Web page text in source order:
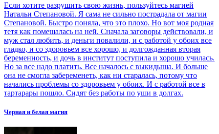
Если хотите разрушить свою жизнь, пользуйтесь магией
Натальи Степановой. Я сама не сильно пострадала от магии
Степановой. Быстро поняла, что это плохо. Но вот моя родная
тетя как помешалась на ней. Сначала заговоры действовали, и
муж стал любить, и деньги повалили, и с работой у обоих все
гладко, и со здоровьем все хорошо, и долгожданная вторая
беременность, и дочь в институт поступила и хорошо училась.
Но за все надо платить. Все началось с выкидыша. И больше
она не смогла забеременеть, как ни старалась, потому что
начались проблемы со здоровьем у обоих. И с работой все в
тартарары пошло. Сидят без работы по уши в долгах.
Черная и белая магия